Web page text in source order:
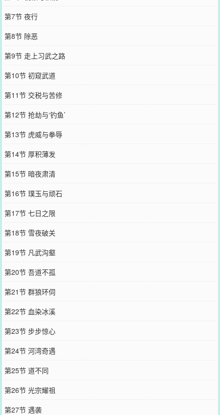
第7节 夜行
第8节 除恶
第9节 走上习武之路
第10节 初窥武道
第11节 交税与苦修
第12节 抢劫与‘钓鱼’
第13节 虎威与拳辱
第14节 厚积薄发
第15节 暗夜肃清
第16节 璞玉与顽石
第17节 七日之限
第18节 雪夜破关
第19节 凡武沟壑
第20节 吾道不孤
第21节 群狼环伺
第22节 血染冰溪
第23节 步步惊心
第24节 河湾奇遇
第25节 道不同
第26节 光宗耀祖
第27节 遇袭